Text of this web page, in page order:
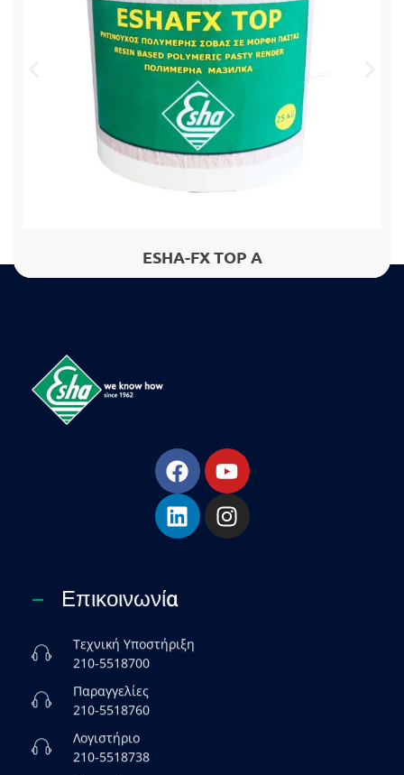
ESHA-FX TOP A
Επικοινωνία
Τεχνική Υποστήριξη
210-5518700
Παραγγελίες
210-5518760
Λογιστήριο
210-5518738